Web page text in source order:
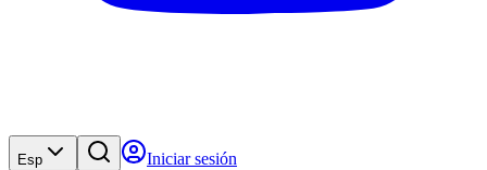
Esp Iniciar sesión